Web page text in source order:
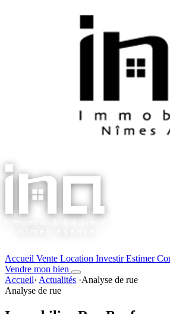
Accueil Vente Location InvestirEstimer
Vendre mon bien
Accueil· Actualités ·Analyse de rue
Analyse de rue